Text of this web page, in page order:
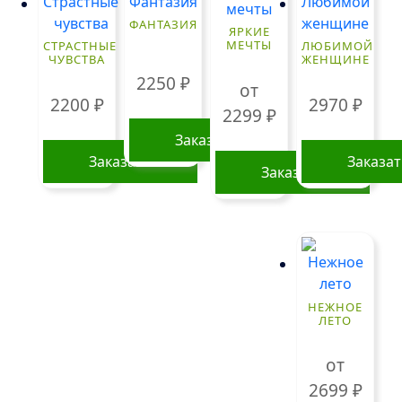
СТРАСТНЫЕ
ЧУВСТВА
2200 ₽
Заказать
ФАНТАЗИЯ
2250 ₽
Заказать
ЯРКИЕ
МЕЧТЫ
от
2299 ₽
Заказать
несколько
вариаций.
странице
ЛЮБИМОЙ
ЖЕНЩИНЕ
2970 ₽
НЕЖНОЕ
ЛЕТО
от
2699 ₽